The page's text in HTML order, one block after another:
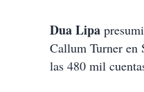
Dua Lipa
Callum Turner en
las 480 mil